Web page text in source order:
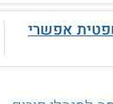
אפשרי